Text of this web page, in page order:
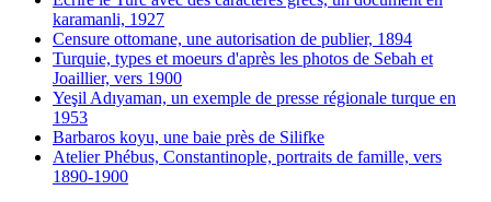
karamanli, 1927
Censure ottomane, une autorisation de publier, 1894
Turquie, types et moeurs d'après les photos de Sebah et
Joaillier, vers 1900
Yeşil Adıyaman, un exemple de presse régionale turque en
1953
Barbaros koyu, une baie près de Silifke
Atelier Phébus, Constantinople, portraits de famille, vers
1890-1900